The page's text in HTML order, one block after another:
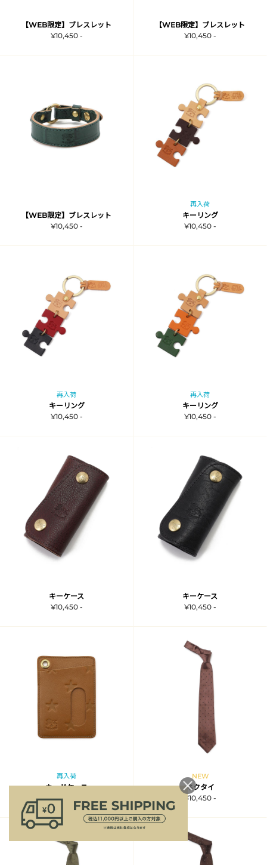
【WEB限定】ブレスレット
¥10,450 -
【WEB限定】ブレスレット
¥10,450 -
【WEB限定】ブレスレット
¥10,450 -
再入荷
キーリング
¥10,450 -
再入荷
キーリング
¥10,450 -
再入荷
キーリング
¥10,450 -
キーケース
¥10,450 -
キーケース
¥10,450 -
再入荷
カードケース
¥10,450 -
NEW
ネクタイ
¥10,450 -